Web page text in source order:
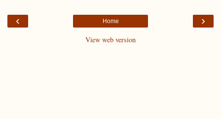
‹ ›
Home
View web version